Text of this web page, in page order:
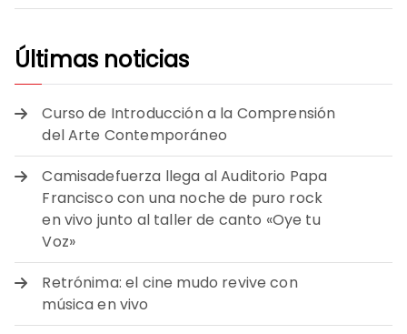
Últimas noticias
Curso de Introducción a la Comprensión
del Arte Contemporáneo
Camisadefuerza llega al Auditorio Papa
Francisco con una noche de puro rock
en vivo junto al taller de canto «Oye tu
Voz»
Retrónima: el cine mudo revive con
música en vivo